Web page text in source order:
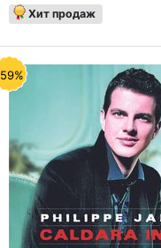
Хит продаж